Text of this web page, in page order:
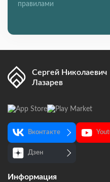
правилами
Сергей Николаевич
Лазарев
Вконтакте
Дзен
Информация